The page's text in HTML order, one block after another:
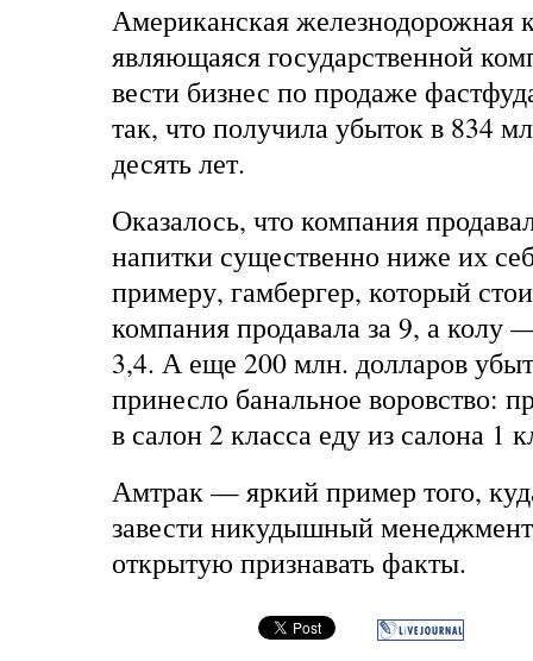
Американская железнодорожная
являющаяся государственной
вести бизнес по продаже
так, что получила убыток в 834
десять лет.
Оказалось, что компания
напитки существенно ниже их
примеру, гамбергер, который
компания продавала за 9, а колу
3,4. А еще 200 млн. долларов
принесло банальное воровство:
в салон 2 класса еду из салона 1
Амтрак — яркий пример того,
завести никудышный
открытую признавать факты.